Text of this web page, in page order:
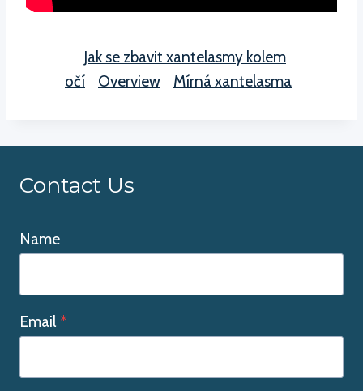
Jak se zbavit xantelasmy kolem
očí
Overview Mírná xantelasma
Contact Us
Name
Email *